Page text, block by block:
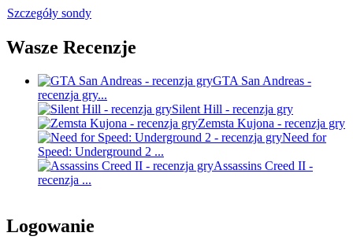
Szczegóły sondy
Wasze Recenzje
GTA San Andreas -
recenzja gry...
Silent Hill - recenzja gry
Zemsta Kujona - recenzja gry
Need for
Speed: Underground 2 ...
Assassins Creed II -
recenzja ...
Logowanie